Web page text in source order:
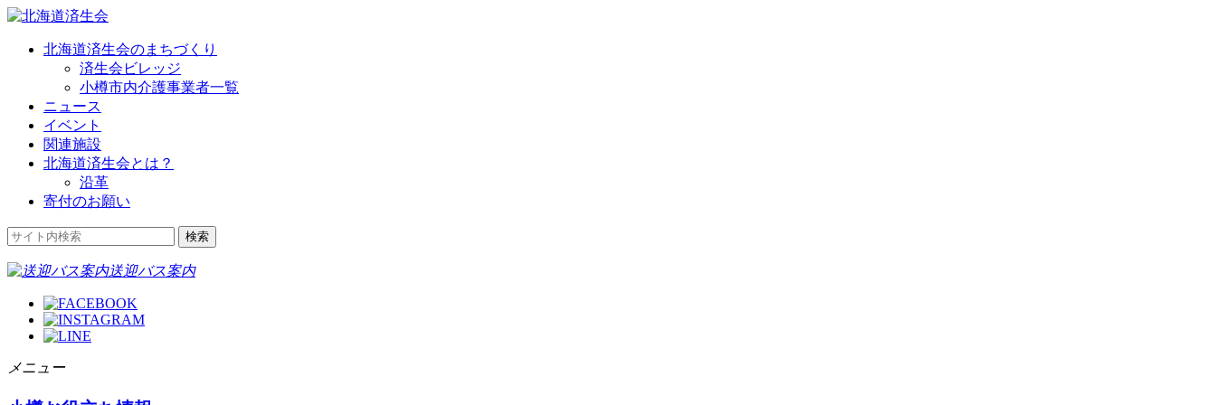
北海道済生会のまちづくり
済生会ビレッジ
小樽市内介護事業者一覧
ニュース
イベント
関連施設
北海道済生会とは？
沿革
寄付のお願い
送迎バス案内
メニュー